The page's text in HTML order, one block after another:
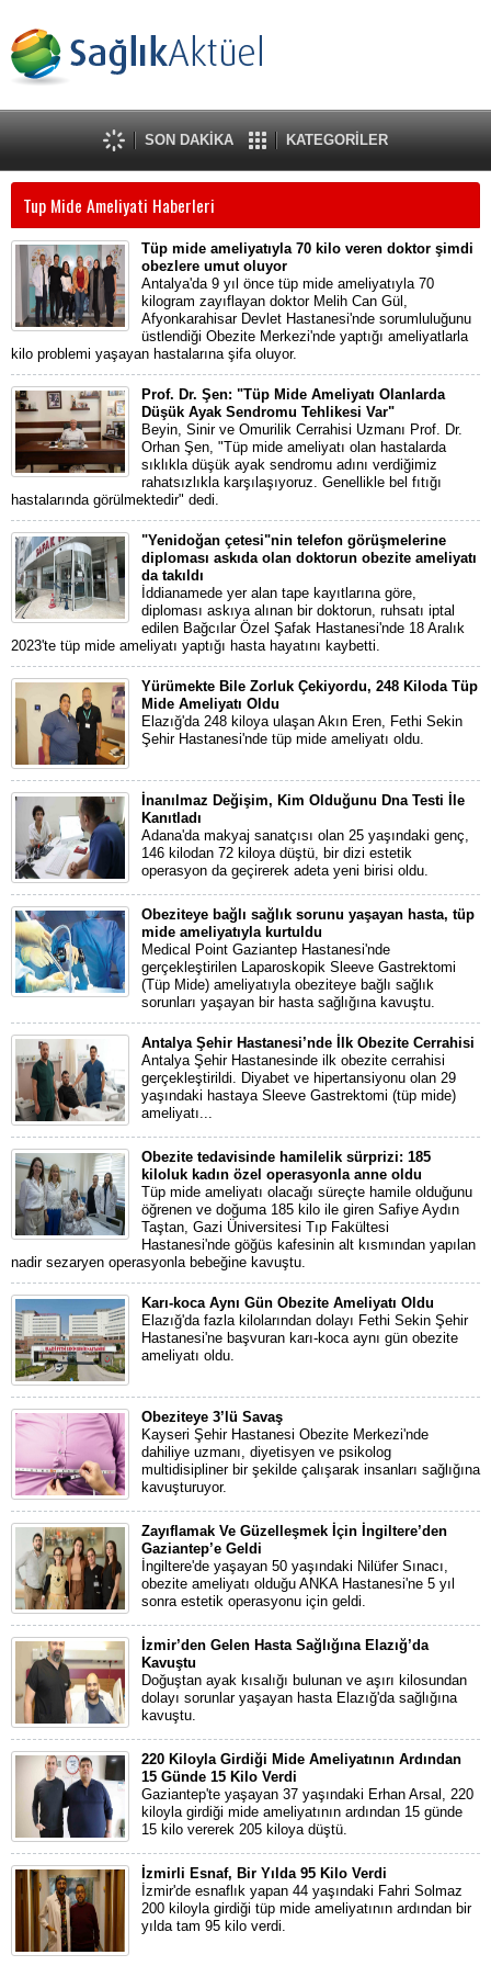
SON DAKİKA KATEGORİLER
Tup Mide Ameliyati Haberleri
Tüp mide ameliyatıyla 70 kilo veren doktor şimdi
obezlere umut oluyor
Antalya'da 9 yıl önce tüp mide ameliyatıyla 70
kilogram zayıflayan doktor Melih Can Gül,
Afyonkarahisar Devlet Hastanesi'nde sorumluluğunu
üstlendiği Obezite Merkezi'nde yaptığı ameliyatlarla
kilo problemi yaşayan hastalarına şifa oluyor.
Prof. Dr. Şen: "Tüp Mide Ameliyatı Olanlarda
Düşük Ayak Sendromu Tehlikesi Var"
Beyin, Sinir ve Omurilik Cerrahisi Uzmanı Prof. Dr.
Orhan Şen, "Tüp mide ameliyatı olan hastalarda
sıklıkla düşük ayak sendromu adını verdiğimiz
rahatsızlıkla karşılaşıyoruz. Genellikle bel fıtığı
hastalarında görülmektedir" dedi.
"Yenidoğan çetesi"nin telefon görüşmelerine
diploması askıda olan doktorun obezite ameliyatı
da takıldı
İddianamede yer alan tape kayıtlarına göre,
diploması askıya alınan bir doktorun, ruhsatı iptal
edilen Bağcılar Özel Şafak Hastanesi'nde 18 Aralık
2023'te tüp mide ameliyatı yaptığı hasta hayatını kaybetti.
Yürümekte Bile Zorluk Çekiyordu, 248 Kiloda Tüp
Mide Ameliyatı Oldu
Elazığ'da 248 kiloya ulaşan Akın Eren, Fethi Sekin
Şehir Hastanesi'nde tüp mide ameliyatı oldu.
İnanılmaz Değişim, Kim Olduğunu Dna Testi İle
Kanıtladı
Adana'da makyaj sanatçısı olan 25 yaşındaki genç,
146 kilodan 72 kiloya düştü, bir dizi estetik
operasyon da geçirerek adeta yeni birisi oldu.
Obeziteye bağlı sağlık sorunu yaşayan hasta, tüp
mide ameliyatıyla kurtuldu
Medical Point Gaziantep Hastanesi'nde
gerçekleştirilen Laparoskopik Sleeve Gastrektomi
(Tüp Mide) ameliyatıyla obeziteye bağlı sağlık
sorunları yaşayan bir hasta sağlığına kavuştu.
Antalya Şehir Hastanesi’nde İlk Obezite Cerrahisi
Antalya Şehir Hastanesinde ilk obezite cerrahisi
gerçekleştirildi. Diyabet ve hipertansiyonu olan 29
yaşındaki hastaya Sleeve Gastrektomi (tüp mide)
ameliyatı...
Obezite tedavisinde hamilelik sürprizi: 185
kiloluk kadın özel operasyonla anne oldu
Tüp mide ameliyatı olacağı süreçte hamile olduğunu
öğrenen ve doğuma 185 kilo ile giren Safiye Aydın
Taştan, Gazi Üniversitesi Tıp Fakültesi
Hastanesi'nde göğüs kafesinin alt kısmından yapılan
nadir sezaryen operasyonla bebeğine kavuştu.
Karı-koca Aynı Gün Obezite Ameliyatı Oldu
Elazığ'da fazla kilolarından dolayı Fethi Sekin Şehir
Hastanesi'ne başvuran karı-koca aynı gün obezite
ameliyatı oldu.
Obeziteye 3’lü Savaş
Kayseri Şehir Hastanesi Obezite Merkezi'nde
dahiliye uzmanı, diyetisyen ve psikolog
multidisipliner bir şekilde çalışarak insanları sağlığına
kavuşturuyor.
Zayıflamak Ve Güzelleşmek İçin İngiltere’den
Gaziantep’e Geldi
İngiltere'de yaşayan 50 yaşındaki Nilüfer Sınacı,
obezite ameliyatı olduğu ANKA Hastanesi'ne 5 yıl
sonra estetik operasyonu için geldi.
İzmir’den Gelen Hasta Sağlığına Elazığ’da
Kavuştu
Doğuştan ayak kısalığı bulunan ve aşırı kilosundan
dolayı sorunlar yaşayan hasta Elazığ'da sağlığına
kavuştu.
220 Kiloyla Girdiği Mide Ameliyatının Ardından
15 Günde 15 Kilo Verdi
Gaziantep'te yaşayan 37 yaşındaki Erhan Arsal, 220
kiloyla girdiği mide ameliyatının ardından 15 günde
15 kilo vererek 205 kiloya düştü.
İzmirli Esnaf, Bir Yılda 95 Kilo Verdi
İzmir'de esnaflık yapan 44 yaşındaki Fahri Solmaz
200 kiloyla girdiği tüp mide ameliyatının ardından bir
yılda tam 95 kilo verdi.